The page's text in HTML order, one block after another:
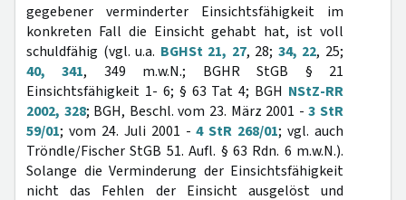
gegebener verminderter Einsichtsfähigkeit im
konkreten Fall die Einsicht gehabt hat, ist voll
schuldfähig (vgl. u.a. BGHSt 21, 27, 28; 34, 22, 25;
40, 341, 349 m.w.N.; BGHR StGB § 21
Einsichtsfähigkeit 1- 6; § 63 Tat 4; BGH NStZ-RR
2002, 328; BGH, Beschl. vom 23. März 2001 -3 StR
59/01; vom 24. Juli 2001 -4 StR 268/01; vgl. auch
Tröndle/Fischer StGB 51. Aufl. § 63 Rdn. 6 m.w.N.).
Solange die Verminderung der Einsichtsfähigkeit
nicht das Fehlen der Einsicht ausgelöst und